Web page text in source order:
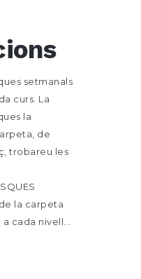
setmanals
curs. La
la
de
trobareu les
la carpeta
cada nivell...